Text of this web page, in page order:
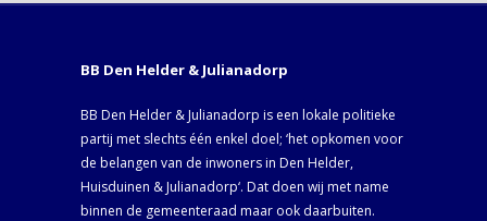
BB Den Helder & Julianadorp
BB Den Helder & Julianadorp is een lokale politieke
partij met slechts één enkel doel; ‘het opkomen voor
de belangen van de inwoners in Den Helder,
Huisduinen & Julianadorp‘. Dat doen wij met name
binnen de gemeenteraad maar ook daarbuiten.